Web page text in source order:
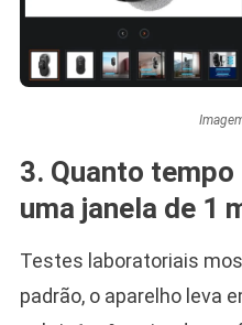
3. Quanto
uma janela de 1
Testes laboratoriais
padrão, o aparelho leva